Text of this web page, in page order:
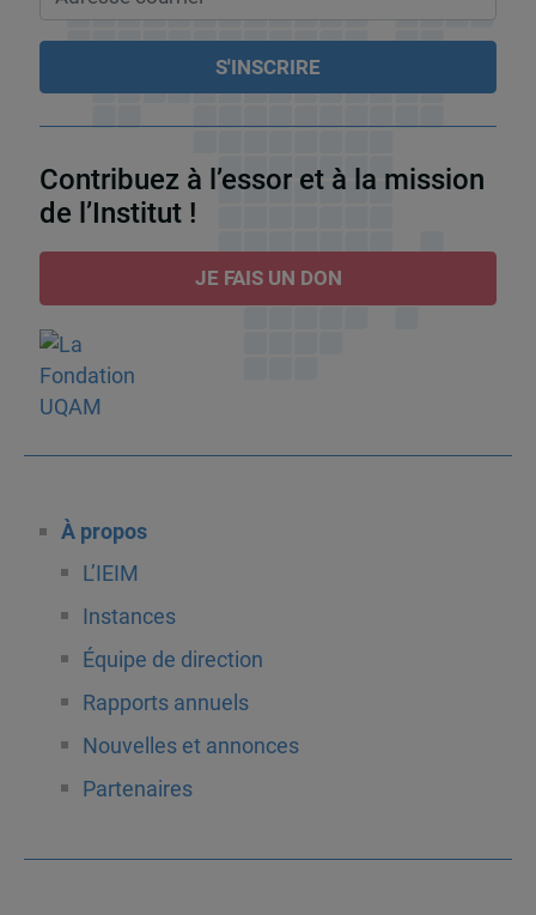
Contribuez à l’essor et à la mission
de l’Institut !
JE FAIS UN DON
À propos
L’IEIM
Instances
Équipe de direction
Rapports annuels
Nouvelles et annonces
Partenaires